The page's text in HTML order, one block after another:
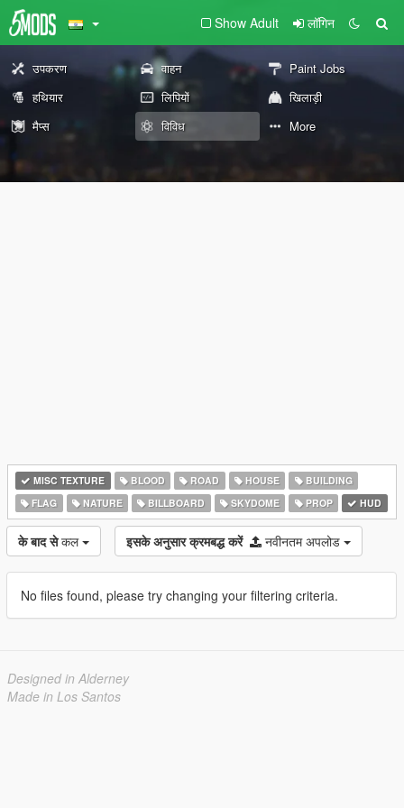
Show Adult लॉगिन
उपकरण वाहन
Paint Jobs
हथियार
लिपियों
खिलाड़ी
मैप्स
विविध More
MISC TEXTURE BLOOD ROAD HOUSE
BUILDING
FLAG
NATURE BILLBOARD SKYDOME PROP HUD
के बाद से कल इसके अनुसार क्रमबद्ध करें नवीनतम अपलोड
No files found, please try changing your filtering criteria.
Designed in Alderney
Made in Los Santos